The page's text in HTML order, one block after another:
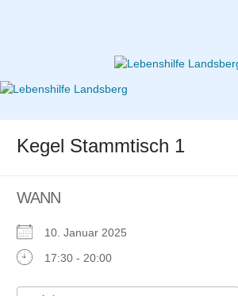
Lebenshilfe Landsberg
Kegel Stammtisch 1
WANN
10. Januar 2025
17:30 - 20:00